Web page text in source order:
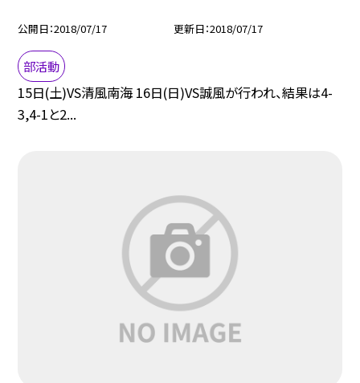
公開日 2018/07/17 更新日 2018/07/17
部活動
15日(土)VS清風南海 16日(日)VS誠風が行われ、結果は4-
3,4-1と2...